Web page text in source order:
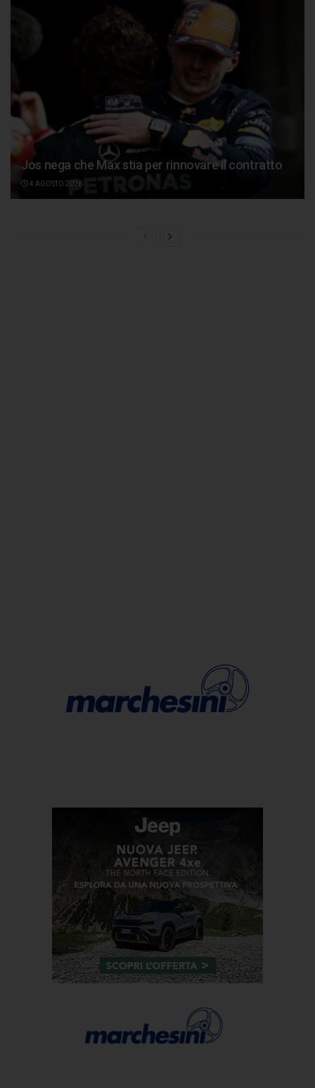
Jos nega che Max stia per rinnovare il contratto
4 AGOSTO 2026